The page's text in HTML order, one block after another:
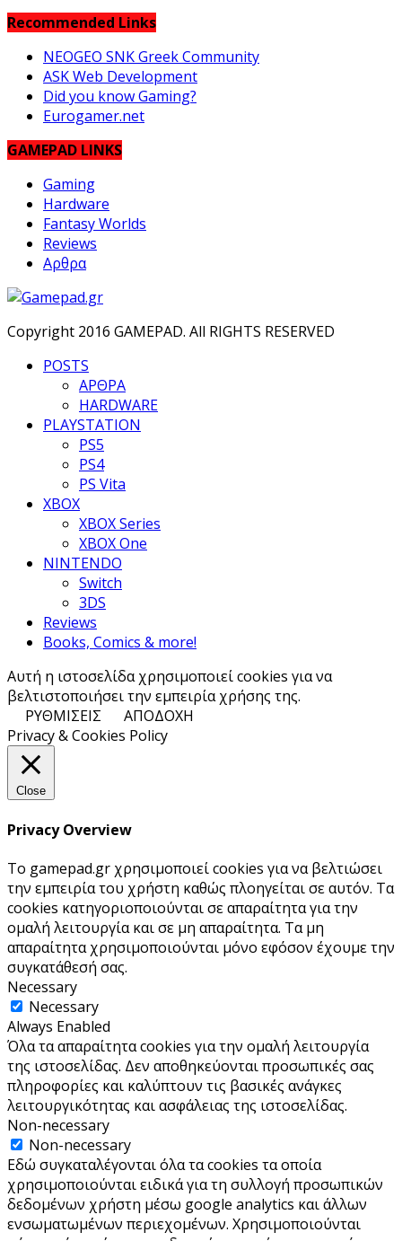
Recommended Links
NEOGEO SNK Greek Community
ASK Web Development
Did you know Gaming?
Eurogamer.net
GAMEPAD LINKS
Gaming
Hardware
Fantasy Worlds
Reviews
Αρθρα
Copyright 2016 GAMEPAD. All RIGHTS RESERVED
POSTS
ΑΡΘΡΑ
HARDWARE
PLAYSTATION
PS5
PS4
PS Vita
XBOX
XBOX Series
XBOX One
NINTENDO
Switch
3DS
Reviews
Books, Comics & more!
Αυτή η ιστοσελίδα χρησιμοποιεί cookies για να
βελτιστοποιήσει την εμπειρία χρήσης της.
ΡΥΘΜΙΣΕΙΣ
ΑΠΟΔΟΧΗ
Privacy & Cookies Policy
Close
Privacy Overview
Το gamepad.gr χρησιμοποιεί cookies για να βελτιώσει
την εμπειρία του χρήστη καθώς πλοηγείται σε αυτόν. Τα
cookies κατηγοριοποιούνται σε απαραίτητα για την
ομαλή λειτουργία και σε μη απαραίτητα. Τα μη
απαραίτητα χρησιμοποιούνται μόνο εφόσον έχουμε την
συγκατάθεσή σας.
Necessary
Necessary
Always Enabled
Όλα τα απαραίτητα cookies για την ομαλή λειτουργία
της ιστοσελίδας. Δεν αποθηκεύονται προσωπικές σας
πληροφορίες και καλύπτουν τις βασικές ανάγκες
λειτουργικότητας και ασφάλειας της ιστοσελίδας.
Non-necessary
Non-necessary
Εδώ συγκαταλέγονται όλα τα cookies τα οποία
χρησιμοποιούνται ειδικά για τη συλλογή προσωπικών
δεδομένων χρήστη μέσω google analytics και άλλων
ενσωματωμένων περιεχομένων. Χρησιμοποιούνται